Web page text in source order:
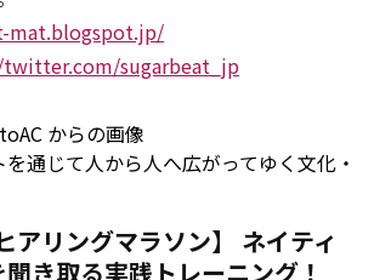
mat.blogspot.jp/
sugarbeat_jp
からの画像
通じて人から人へ広がってゆく文化・
アリングマラソン】 ネイティ
き取る実践トレーニング！